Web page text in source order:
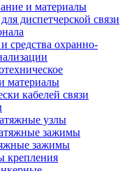
и материалы
диспетчерской связи
средства охранно-
материалы
кабелей связи
узлы
зажимы
зажимы
крепления